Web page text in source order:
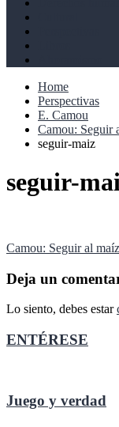
Home
Perspectivas
E. Camou
Camou: Seguir
seguir-maiz
seguir-
Navegación
de
entradas
Camou: Seguir al maíz
Deja un
Lo siento, debes estar
ENTÉRESE
Juego y verdad